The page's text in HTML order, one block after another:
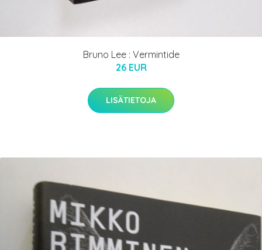
Bruno Lee : Vermintide
26 EUR
LISÄTIETOJA